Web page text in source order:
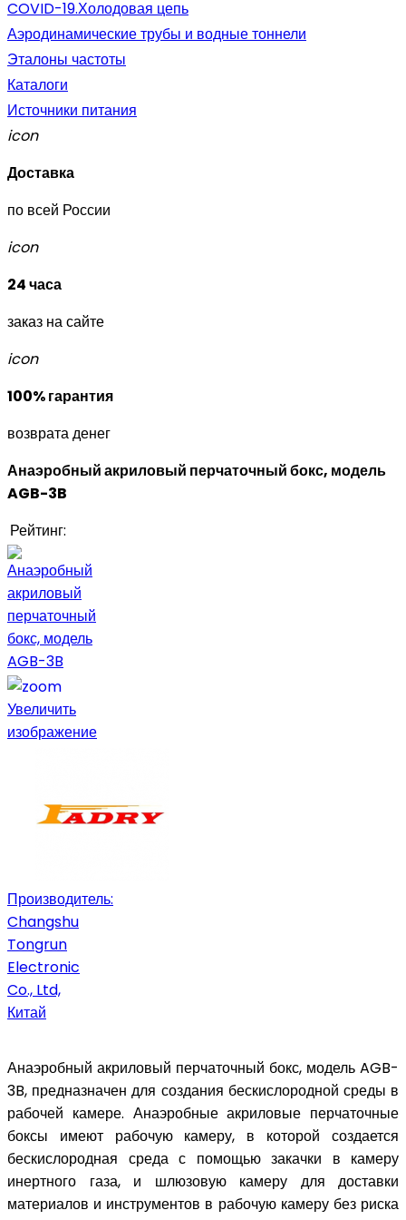
COVID-19.Холодовая цепь
Аэродинамические трубы и водные тоннели
Эталоны частоты
Каталоги
Источники питания
icon
Доставка
по всей России
icon
24 часа
заказ на сайте
icon
100% гарантия
возврата денег
Анаэробный акриловый перчаточный бокс, модель
AGB-3B
Рейтинг:
Увеличить
изображение
Производитель:
Changshu
Tongrun
Electronic
Co., Ltd,
Китай
Анаэробный акриловый перчаточный бокс, модель AGB-
3B, предназначен для создания бескислородной среды в
рабочей камере. Анаэробные акриловые перчаточные
боксы имеют рабочую камеру, в которой создается
бескислородная среда с помощью закачки в камеру
инертного газа, и шлюзовую камеру для доставки
материалов и инструментов в рабочую камеру без риска